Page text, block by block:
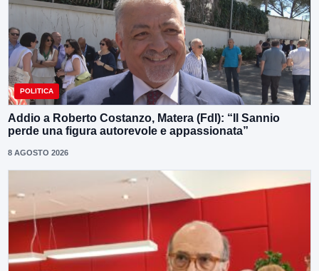
POLITICA
Addio a Roberto Costanzo, Matera (FdI): “Il Sannio
perde una figura autorevole e appassionata”
8 AGOSTO 2026